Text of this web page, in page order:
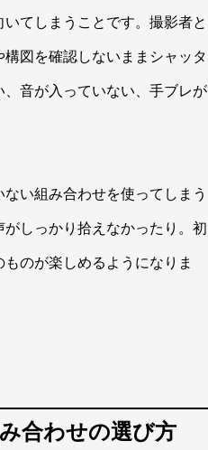
てしまうことです。撮影者と
図を確認しないままシャッタ
音が入っていない、手ブレが
い組み合わせを使ってしまう
しっかり拾えなかったり。初
のが楽しめるようになりま
合わせの選び方